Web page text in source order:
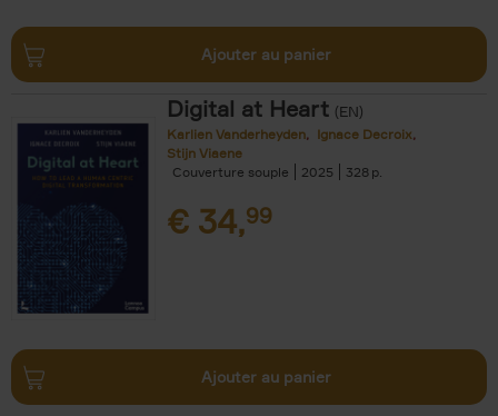
Ajouter au panier
Digital at Heart (EN)
Karlien Vanderheyden
Ignace Decroix
Stijn Viaene
Couverture souple
2025 328
€ 34,99
Ajouter au panier